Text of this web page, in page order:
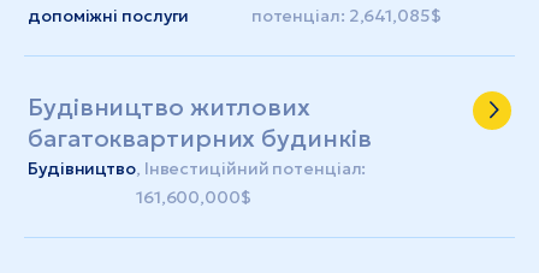
допоміжні послуги
потенціал: 2,641,085$
Будівництво житлових
багатоквартирних будинків
Будівництво, Інвестиційний потенціал:
161,600,000$